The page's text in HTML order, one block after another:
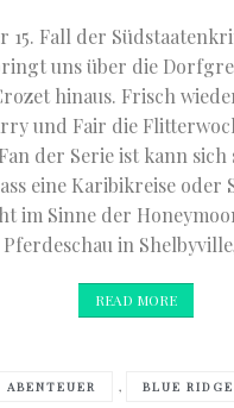
15. Fall der
uns über die
hinaus. Frisch
und Fair die
der Serie ist kann sich
eine Karibikreise oder
im Sinne der
in
READ MORE
ABENTEUER , BLUE